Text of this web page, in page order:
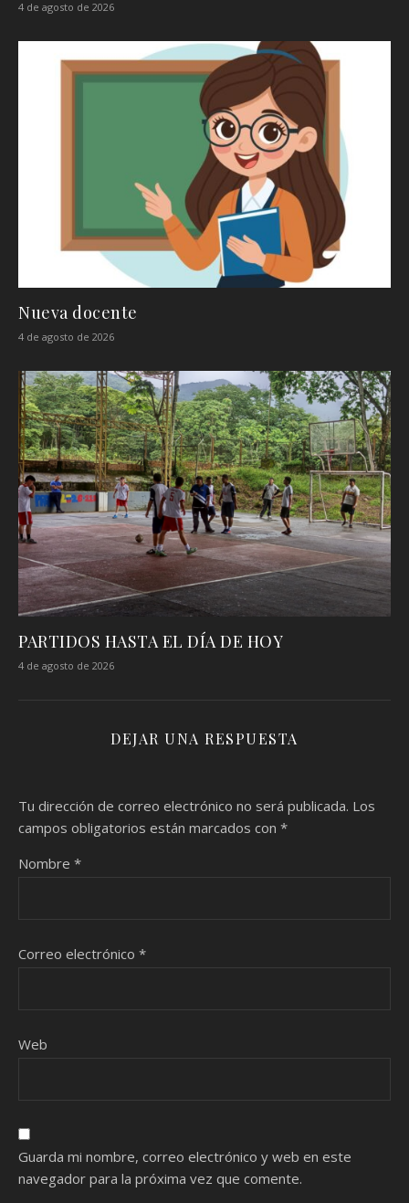
4 de agosto de 2026
Nueva docente
4 de agosto de 2026
PARTIDOS HASTA EL DÍA DE HOY
4 de agosto de 2026
DEJAR UNA RESPUESTA
Tu dirección de correo electrónico no será publicada. Los
campos obligatorios están marcados con *
Nombre *
Correo electrónico *
Web
Guarda mi nombre, correo electrónico y web en este
navegador para la próxima vez que comente.